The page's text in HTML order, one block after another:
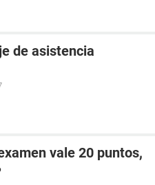
de asistencia
vale 20 puntos,